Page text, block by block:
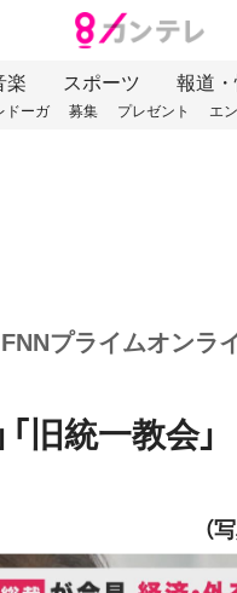
楽 スポーツ 報道・
ドーガ 募集 プレゼント エ
FNNプライムオンラ
「旧統一教会
（